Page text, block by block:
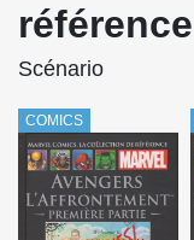
référence
Scénario
COMICS